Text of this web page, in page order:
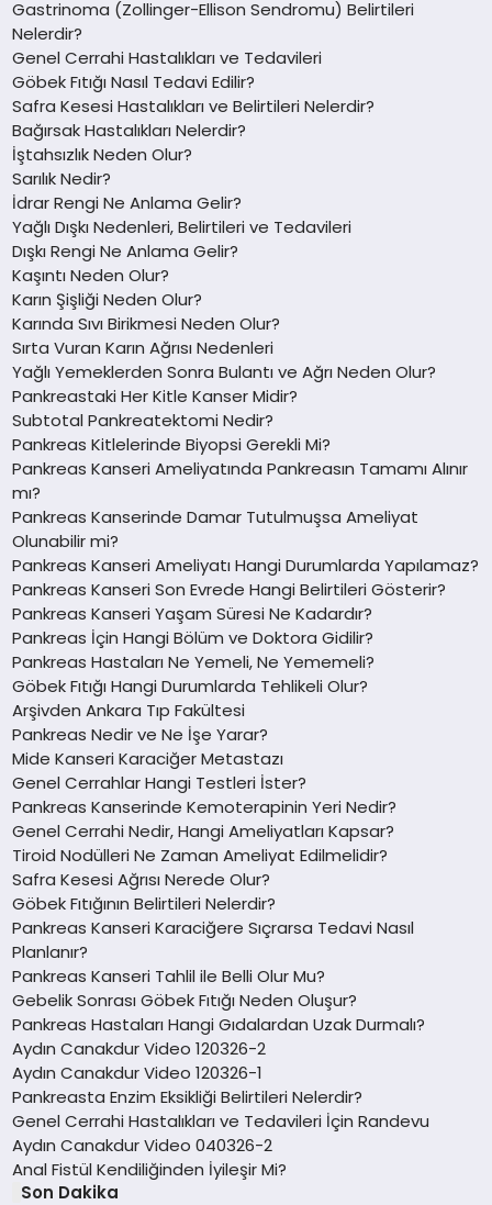
Gastrinoma (Zollinger-Ellison Sendromu) Belirtileri
Nelerdir?
Genel Cerrahi Hastalıkları ve Tedavileri
Göbek Fıtığı Nasıl Tedavi Edilir?
Safra Kesesi Hastalıkları ve Belirtileri Nelerdir?
Bağırsak Hastalıkları Nelerdir?
İştahsızlık Neden Olur?
Sarılık Nedir?
İdrar Rengi Ne Anlama Gelir?
Yağlı Dışkı Nedenleri, Belirtileri ve Tedavileri
Dışkı Rengi Ne Anlama Gelir?
Kaşıntı Neden Olur?
Karın Şişliği Neden Olur?
Karında Sıvı Birikmesi Neden Olur?
Sırta Vuran Karın Ağrısı Nedenleri
Yağlı Yemeklerden Sonra Bulantı ve Ağrı Neden Olur?
Pankreastaki Her Kitle Kanser Midir?
Subtotal Pankreatektomi Nedir?
Pankreas Kitlelerinde Biyopsi Gerekli Mi?
Pankreas Kanseri Ameliyatında Pankreasın Tamamı Alınır
mı?
Pankreas Kanserinde Damar Tutulmuşsa Ameliyat
Olunabilir mi?
Pankreas Kanseri Ameliyatı Hangi Durumlarda Yapılamaz?
Pankreas Kanseri Son Evrede Hangi Belirtileri Gösterir?
Pankreas Kanseri Yaşam Süresi Ne Kadardır?
Pankreas İçin Hangi Bölüm ve Doktora Gidilir?
Pankreas Hastaları Ne Yemeli, Ne Yememeli?
Göbek Fıtığı Hangi Durumlarda Tehlikeli Olur?
Arşivden Ankara Tıp Fakültesi
Pankreas Nedir ve Ne İşe Yarar?
Mide Kanseri Karaciğer Metastazı
Genel Cerrahlar Hangi Testleri İster?
Pankreas Kanserinde Kemoterapinin Yeri Nedir?
Genel Cerrahi Nedir, Hangi Ameliyatları Kapsar?
Tiroid Nodülleri Ne Zaman Ameliyat Edilmelidir?
Safra Kesesi Ağrısı Nerede Olur?
Göbek Fıtığının Belirtileri Nelerdir?
Pankreas Kanseri Karaciğere Sıçrarsa Tedavi Nasıl
Planlanır?
Pankreas Kanseri Tahlil ile Belli Olur Mu?
Gebelik Sonrası Göbek Fıtığı Neden Oluşur?
Pankreas Hastaları Hangi Gıdalardan Uzak Durmalı?
Aydın Canakdur Video 120326-2
Aydın Canakdur Video 120326-1
Pankreasta Enzim Eksikliği Belirtileri Nelerdir?
Genel Cerrahi Hastalıkları ve Tedavileri İçin Randevu
Aydın Canakdur Video 040326-2
Anal Fistül Kendiliğinden İyileşir Mi?
Son Dakika